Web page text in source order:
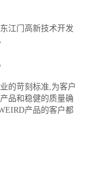
江门高新技术开发
的苛刻标准,为客户
品和稳健的质量确
产品的客户都